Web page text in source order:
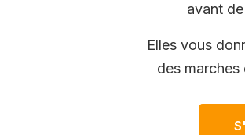
avant de
Elles vous
des marches